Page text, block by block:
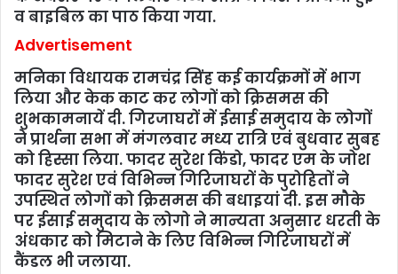
व बाइबिल का पाठ किया गया.
Advertisement
मनिका विधायक रामचंद्र सिंह कई कार्यक्रमों में भाग
लिया और केक काट कर लोगों को क्रिसमस की
शुभकामनायें दी. गिरजाघरों में ईसाई समुदाय के लोगों
ने प्रार्थना सभा में मंगलवार मध्य रात्रि एवं बुधवार सुबह
को हिस्सा लिया. फादर सुरेश किंडो, फादर एम के जोश
फादर सुरेश एवं विभिन्न गिरिजाघरों के पुरोहितों ने
उपस्थित लोगों को क्रिसमस की बधाइयां दी. इस मौके
पर ईसाई समुदाय के लोगो ने मान्यता अनुसार धरती के
अंधकार को मिटाने के लिए विभिन्न गिरिजाघरों में
कैंडल भी जलाया.